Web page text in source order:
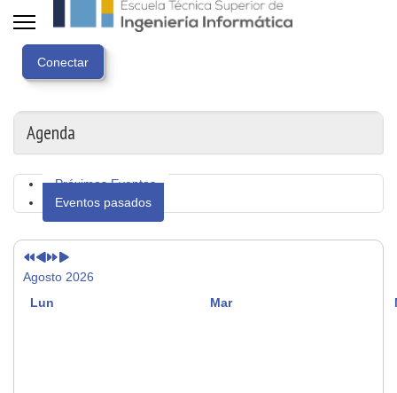
Agenda
Próximos Eventos
Eventos pasados
anterior
Agosto 2026
Lun
Mar